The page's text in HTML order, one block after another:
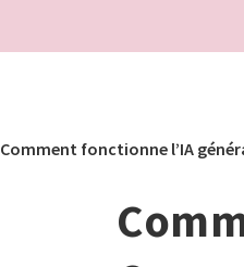
Comment fonctionne l’IA